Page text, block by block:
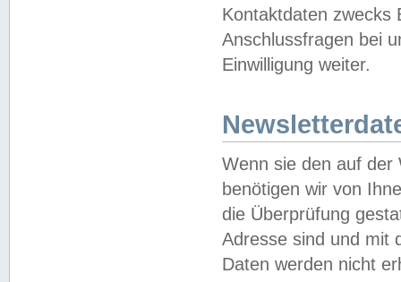
Kontaktdaten zwecks
Anschlussfragen bei
Einwilligung weiter.
Wenn sie den auf der
benötigen wir von
die Überprüfung
Adresse sind und mit
Daten werden nicht